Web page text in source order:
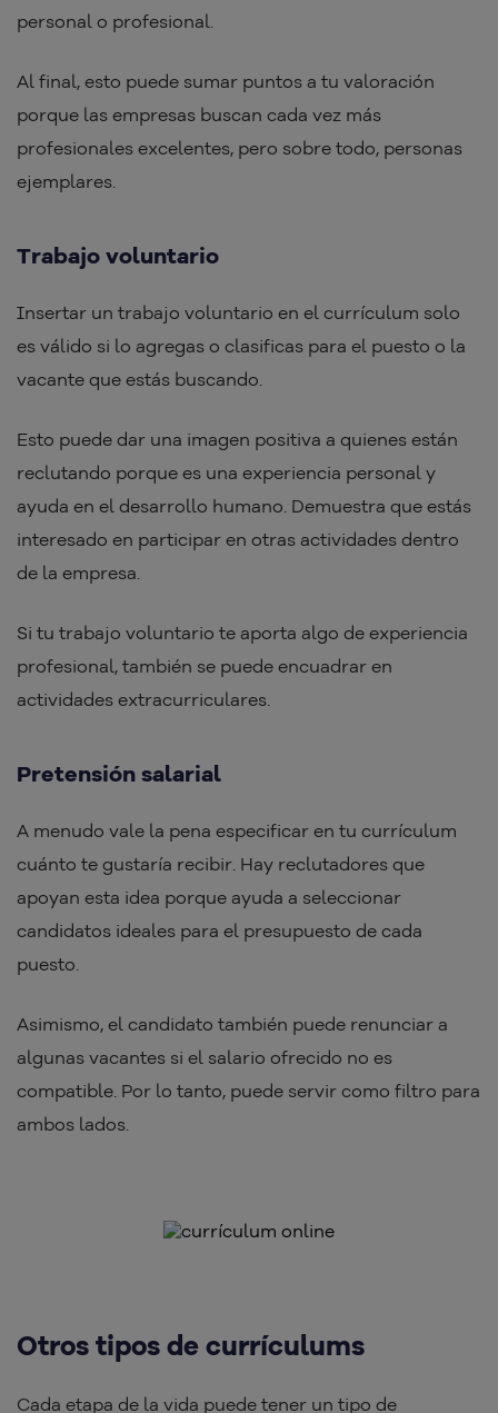
personal o profesional.
Al final, esto puede sumar puntos a tu valoración
porque las empresas buscan cada vez más
profesionales excelentes, pero sobre todo, personas
ejemplares.
Trabajo voluntario
Insertar un trabajo voluntario en el currículum solo
es válido si lo agregas o clasificas para el puesto o la
vacante que estás buscando.
Esto puede dar una imagen positiva a quienes están
reclutando porque es una experiencia personal y
ayuda en el desarrollo humano. Demuestra que estás
interesado en participar en otras actividades dentro
de la empresa.
Si tu trabajo voluntario te aporta algo de experiencia
profesional, también se puede encuadrar en
actividades extracurriculares.
Pretensión salarial
A menudo vale la pena especificar en tu currículum
cuánto te gustaría recibir. Hay reclutadores que
apoyan esta idea porque ayuda a seleccionar
candidatos ideales para el presupuesto de cada
puesto.
Asimismo, el candidato también puede renunciar a
algunas vacantes si el salario ofrecido no es
compatible. Por lo tanto, puede servir como filtro para
ambos lados.
Otros tipos de currículums
Cada etapa de la vida puede tener un tipo de